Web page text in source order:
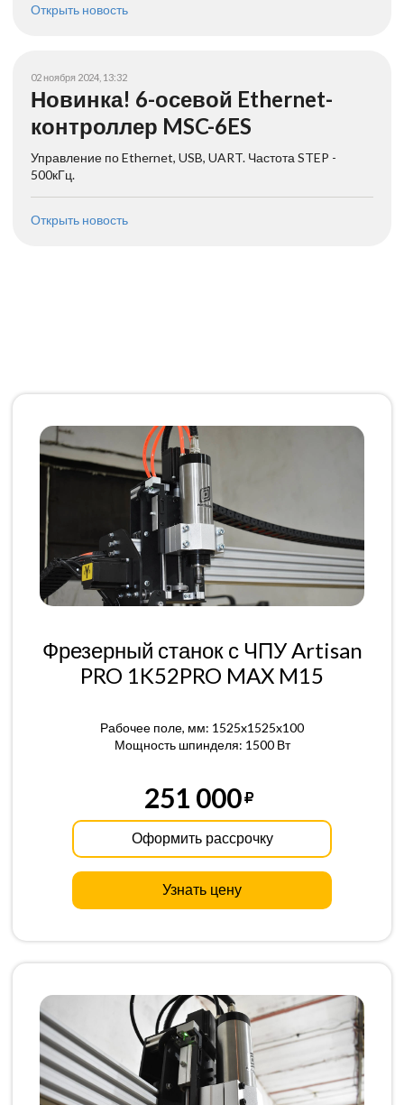
Открыть новость
02 ноября 2024, 13:32
Новинка! 6-осевой Ethernet-
контроллер MSC-6ES
Управление по Ethernet, USB, UART. Частота STEP -
500кГц.
Открыть новость
Фрезерный станок с ЧПУ Artisan
PRO 1K52PRO MAX M15
Рабочее поле, мм: 1525x1525x100
Мощность шпинделя: 1500 Вт
251 000
Оформить рассрочку
Узнать цену